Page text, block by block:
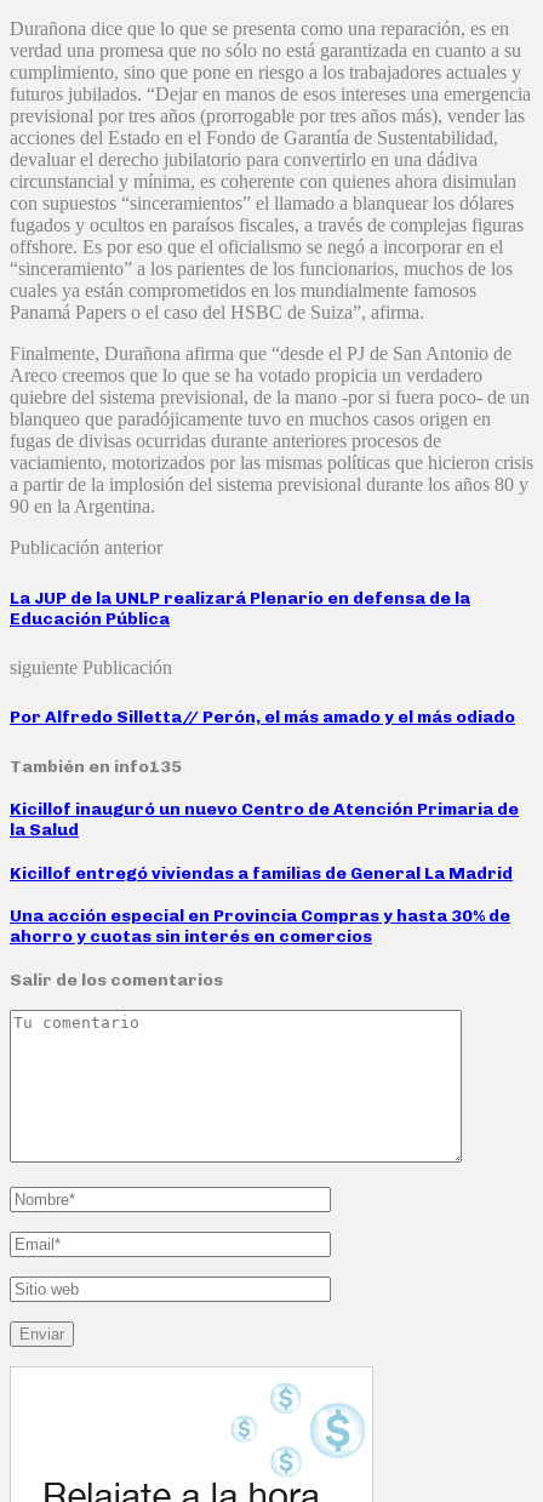
Durañona dice que lo que se presenta como una reparación, es en
verdad una promesa que no sólo no está garantizada en cuanto a su
cumplimiento, sino que pone en riesgo a los trabajadores actuales y
futuros jubilados. “Dejar en manos de esos intereses una emergencia
previsional por tres años (prorrogable por tres años más), vender las
acciones del Estado en el Fondo de Garantía de Sustentabilidad,
devaluar el derecho jubilatorio para convertirlo en una dádiva
circunstancial y mínima, es coherente con quienes ahora disimulan
con supuestos “sinceramientos” el llamado a blanquear los dólares
fugados y ocultos en paraísos fiscales, a través de complejas figuras
offshore. Es por eso que el oficialismo se negó a incorporar en el
“sinceramiento” a los parientes de los funcionarios, muchos de los
cuales ya están comprometidos en los mundialmente famosos
Panamá Papers o el caso del HSBC de Suiza”, afirma.
Finalmente, Durañona afirma que “desde el PJ de San Antonio de
Areco creemos que lo que se ha votado propicia un verdadero
quiebre del sistema previsional, de la mano -por si fuera poco- de un
blanqueo que paradójicamente tuvo en muchos casos origen en
fugas de divisas ocurridas durante anteriores procesos de
vaciamiento, motorizados por las mismas políticas que hicieron crisis
a partir de la implosión del sistema previsional durante los años 80 y
90 en la Argentina.
Publicación anterior
La JUP de la UNLP realizará Plenario en defensa de la
Educación Pública
siguiente Publicación
Por Alfredo Silletta// Perón, el más amado y el más odiado
También en info135
Kicillof inauguró un nuevo Centro de Atención Primaria de
la Salud
Kicillof entregó viviendas a familias de General La Madrid
Una acción especial en Provincia Compras y hasta 30% de
ahorro y cuotas sin interés en comercios
Salir de los comentarios